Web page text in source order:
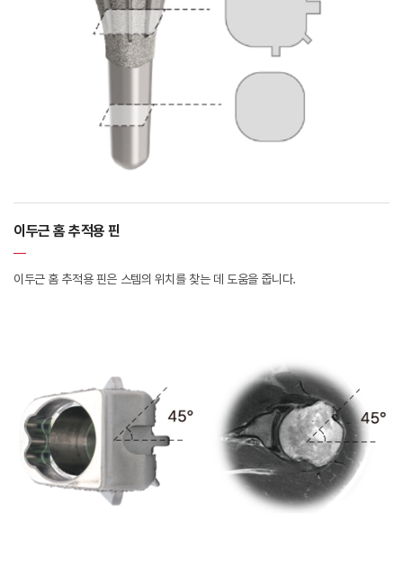
이두근 홈 추적용 핀
이두근 홈 추적용 핀은 스템의 위치를 찾는 데 도움을 줍니다.